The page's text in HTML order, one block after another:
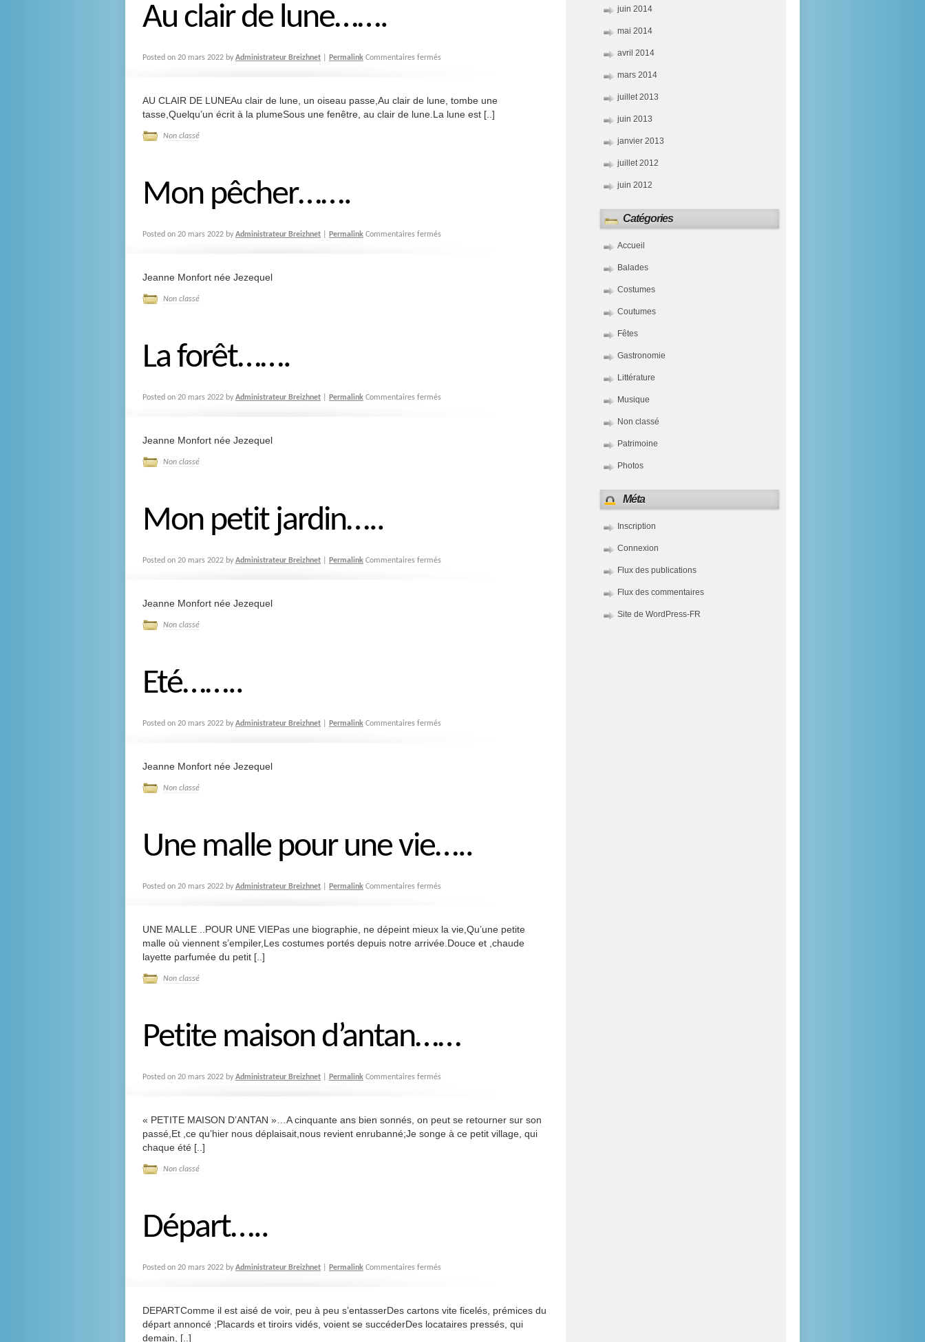
Au clair de lune…….
Posted on 20 mars 2022 by Administrateur Breizhnet Permalink Commentaires fermés
AU CLAIR DE LUNEAu clair de lune, un oiseau passe,Au clair de lune, tombe une
tasse,Quelqu’un écrit à la plumeSous une fenêtre, au clair de lune.La lune est [..]
Non classé
Mon pêcher…….
Posted on 20 mars 2022 by Administrateur Breizhnet Permalink Commentaires fermés
Jeanne Monfort née Jezequel
Non classé
La forêt…….
Posted on 20 mars 2022 by Administrateur Breizhnet Permalink Commentaires fermés
Jeanne Monfort née Jezequel
Non classé
Mon petit jardin…..
Posted on 20 mars 2022 by Administrateur Breizhnet Permalink Commentaires fermés
Jeanne Monfort née Jezequel
Non classé
Eté……..
Posted on 20 mars 2022 by Administrateur Breizhnet Permalink Commentaires fermés
Jeanne Monfort née Jezequel
Non classé
Une malle pour une vie…..
Posted on 20 mars 2022 by Administrateur Breizhnet Permalink Commentaires fermés
UNE MALLE ..POUR UNE VIEPas une biographie, ne dépeint mieux la vie,Qu’une petite
malle où viennent s’empiler,Les costumes portés depuis notre arrivée.Douce et ,chaude
layette parfumée du petit [..]
Non classé
Petite maison d’antan……
Posted on 20 mars 2022 by Administrateur Breizhnet Permalink Commentaires fermés
« PETITE MAISON D’ANTAN »…A cinquante ans bien sonnés, on peut se retourner sur son
passé,Et ,ce qu’hier nous déplaisait,nous revient enrubanné;Je songe à ce petit village, qui
chaque été [..]
Non classé
Départ…..
Posted on 20 mars 2022 by Administrateur Breizhnet Permalink Commentaires fermés
DEPARTComme il est aisé de voir, peu à peu s’entasserDes cartons vite ficelés, prémices du
départ annoncé ;Placards et tiroirs vidés, voient se succéderDes locataires pressés, qui
demain, [..]
juin 2014
mai 2014
avril 2014
mars 2014
juillet 2013
juin 2013
janvier 2013
juillet 2012
juin 2012
Catégories
Accueil
Balades
Costumes
Coutumes
Fêtes
Gastronomie
Littérature
Musique
Non classé
Patrimoine
Photos
Méta
Inscription
Connexion
Flux des publications
Flux des commentaires
Site de WordPress-FR